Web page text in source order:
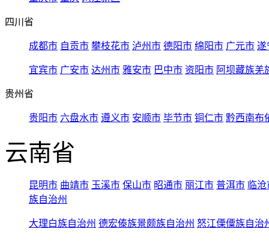
四川省
成都市 自贡市 攀枝花市 泸州市 德阳市 绵阳市 广元市 遂
宜宾市 广安市 达州市 雅安市 巴中市 资阳市 阿坝藏族羌
贵州省
贵阳市 六盘水市 遵义市 安顺市 毕节市 铜仁市 黔西南布
云南省
昆明市 曲靖市 玉溪市 保山市 昭通市 丽江市 普洱市 临
族自治州
大理白族自治州 德宏傣族景颇族自治州 怒江傈僳族自治